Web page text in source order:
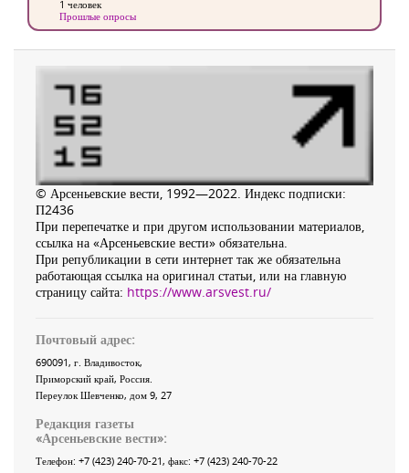
1 человек
Прошлые опросы
© Арсеньевские вести, 1992—2022. Индекс подписки:
П2436
При перепечатке и при другом использовании материалов,
ссылка на «Арсеньевские вести» обязательна.
При републикации в сети интернет так же обязательна
работающая ссылка на оригинал статьи, или на главную
страницу сайта: https://www.arsvest.ru/
Почтовый адрес:
690091, г. Владивосток,
Приморский край, Россия
Переулок Шевченко, дом 9, 27
Редакция газеты
«Арсеньевские вести»:
Телефон: +7 (423) 240-70-21, факс: +7 (423) 240-70-22